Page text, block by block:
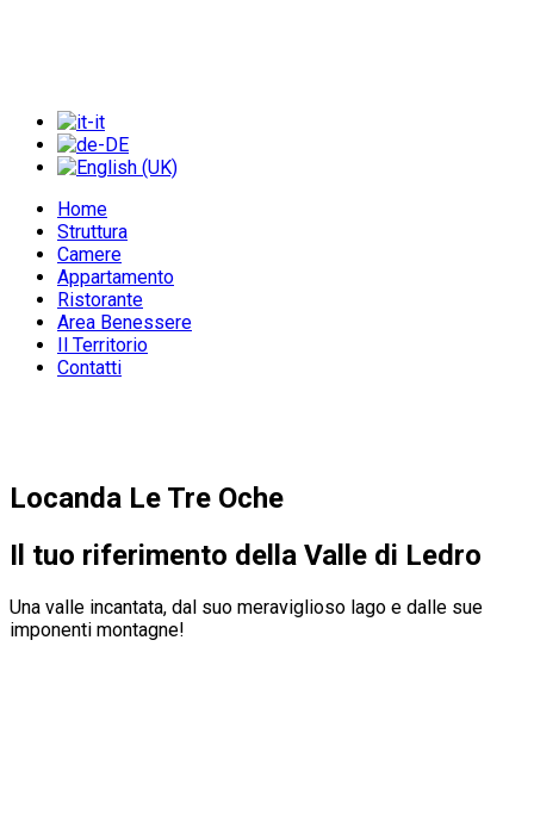
Home
Struttura
Camere
Appartamento
Ristorante
Area Benessere
Il Territorio
Contatti
Locanda Le Tre Oche
Il tuo riferimento della Valle di Ledro
Una valle incantata, dal suo meraviglioso lago e dalle sue
imponenti montagne!